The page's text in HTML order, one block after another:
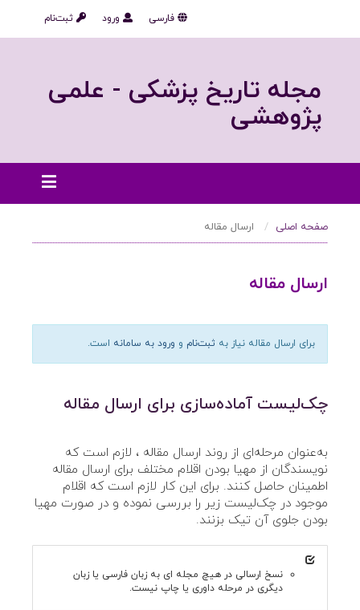
ثبت‌نام ورود فارسی
مجله تاریخ پزشکی - علمی
پژوهشی
صفحه اصلی ارسال مقاله
ارسال مقاله
برای ارسال مقاله نیاز به ثبت‌نام و ورود به سامانه است.
چک‌لیست آماده‌سازی برای ارسال مقاله
به‌عنوان مرحله‌ای از روند ارسال مقاله ، لازم است که
نویسندگان از مهیا بودن اقلام مختلف برای ارسال مقاله
اطمینان حاصل کنند. برای این کار لازم است که اقلام
موجود در چک‌لیست زیر را بررسی نموده و در صورت مهیا
بودن جلوی آن تیک بزنند.
نسخ ارسالی در هیچ مجله ای به زبان فارسی یا زبان
دیگری در مرحله داوری یا چاپ نیست.